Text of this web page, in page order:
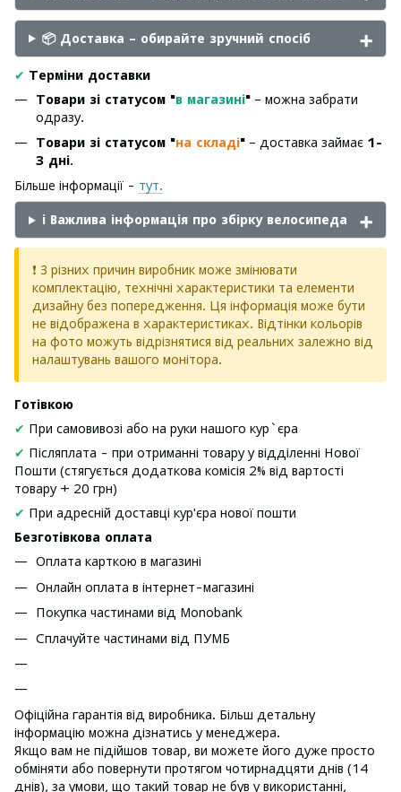
📦 Доставка – обирайте зручний спосіб
✔ Терміни доставки
Товари зі статусом "в магазині" – можна забрати
одразу.
Товари зі статусом "на складі" – доставка займає 1-
3 дні.
Більше інформації - тут.
ℹ️ Важлива інформація про збірку велосипеда
❗ З різних причин виробник може змінювати
комплектацію, технічні характеристики та елементи
дизайну без попередження. Ця інформація може бути
не відображена в характеристиках. Відтінки кольорів
на фото можуть відрізнятися від реальних залежно від
налаштувань вашого монітора.
Готівкою
✔ При самовивозі або на руки нашого кур`єра
✔ Післяплата - при отриманні товару у відділенні Нової
Пошти (стягується додаткова комісія 2% від вартості
товару + 20 грн)
✔ При адресній доставці кур'єра нової пошти
Безготівкова оплата
Оплата карткою в магазині
Онлайн оплата в інтернет-магазині
Покупка частинами від Monobank
Сплачуйте частинами від ПУМБ
Офіційна гарантія від виробника. Більш детальну
інформацію можна дізнатись у менеджера.
Якщо вам не підійшов товар, ви можете його дуже просто
обміняти або повернути протягом чотирнадцяти днів (14
днів), за умови, що такий товар не був у використанні,